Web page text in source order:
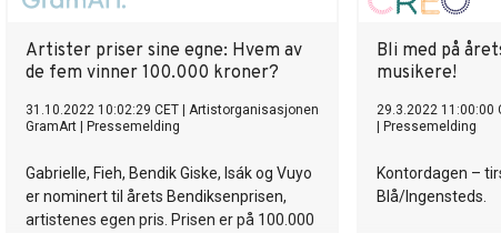
Artister priser sine egne: Hvem av
de fem vinner 100.000 kroner?
31.10.2022 10:02:29 CET
Artistorganisasjonen
GramArt
Pressemelding
Gabrielle, Fieh, Bendik Giske, Isák og Vuyo
er nominert til årets Bendiksenprisen,
artistenes egen pris. Prisen er på 100.000
Bli med på
musikere!
29.3.2022 11:00:00
Pressemelding
Kontordagen –
Blå/Ingensteds.